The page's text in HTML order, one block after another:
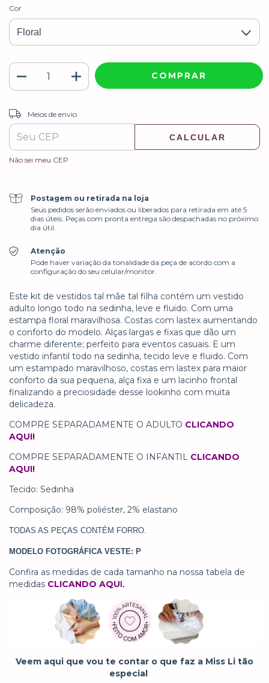
Cor
Entregas para o CEP:
Meios de envio
CALCULAR
Não sei meu CEP
Postagem ou retirada na loja
Seus pedidos serão enviados ou liberados para retirada em até 5
dias úteis. Peças com pronta entrega são despachadas no próximo
dia útil.
Atenção
Pode haver variação da tonalidade da peça de acordo com a
configuração do seu celular/monitor.
Este kit de vestidos tal mãe tal filha contém um vestido
adulto longo todo na sedinha, leve e fluido. Com uma
estampa floral maravilhosa. Costas com lastex aumentando
o conforto do modelo. Alças largas e fixas que dão um
charme diferente; perfeito para eventos casuais. E um
vestido infantil todo na sedinha, tecido leve e fluido. Com
um estampado maravilhoso, costas em lastex para maior
conforto da sua pequena, alça fixa e um lacinho frontal
finalizando a preciosidade desse lookinho com muita
delicadeza.
COMPRE SEPARADAMENTE O ADULTO CLICANDO
AQUI!
COMPRE SEPARADAMENTE O INFANTIL CLICANDO
AQUI!
Tecido: Sedinha
Composição: 98% poliéster, 2% elastano
TODAS AS PEÇAS CONTÉM FORRO.
MODELO FOTOGRÁFICA VESTE: P
Confira as medidas de cada tamanho na nossa tabela de
medidas CLICANDO AQU I.
Veem aqui que vou te contar o que faz a Miss Li tão
especial